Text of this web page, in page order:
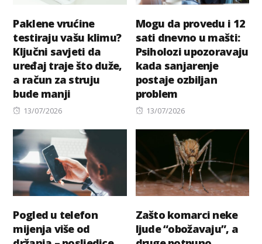
Paklene vrućine
testiraju vašu klimu?
Ključni savjeti da
uređaj traje što duže,
a račun za struju
bude manji
Posted
13/07/2026
Mogu da provedu i 12
sati dnevno u mašti:
Psiholozi upozoravaju
kada sanjarenje
postaje ozbiljan
problem
Posted
13/07/2026
Pogled u telefon
mijenja više od
Zašto komarci neke
ljude “obožavaju”, a